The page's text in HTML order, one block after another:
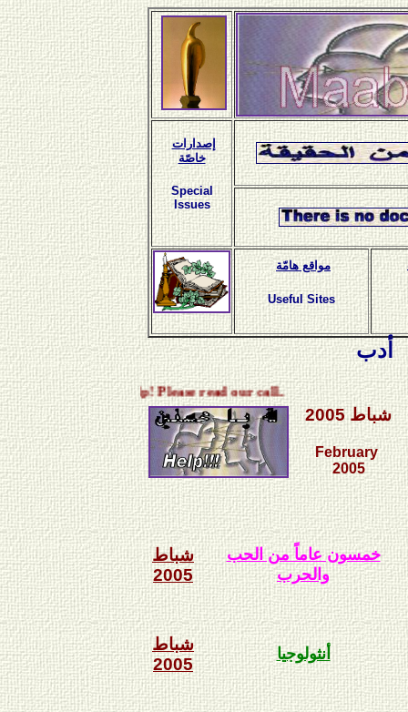
إصدارات
خاصّة
Special
Issues
مواقع هامّة
Useful Sites
أدب
your help! Please read our call..
شباط 2005
February
2005
شباط
2005
خمسون عاماً من الحب
والحرب
شباط
2005
أنثولوجيا